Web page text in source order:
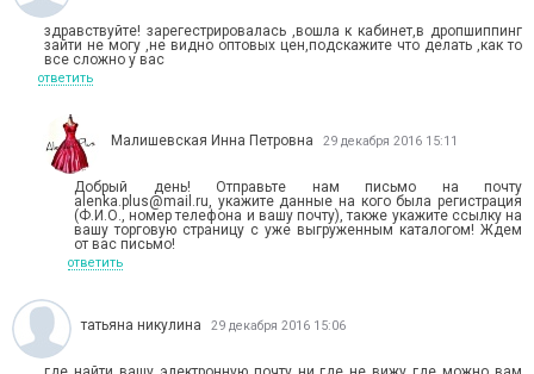
здравствуйте! зарегестрировалась ,вошла к кабинет,в дропшиппинг
зайти не могу ,не видно оптовых цен,подскажите что делать ,как то
все сложно у вас
ответить
Малишевская Инна Петровна 29 декабря 2016 15:11
Добрый день! Отправьте нам письмо на почту
alenka.plus@mail.ru, укажите данные на кого была регистрация
(Ф.И.О., номер телефона и вашу почту), также укажите ссылку на
вашу торговую страницу с уже выгруженным каталогом! Ждем
от вас письмо!
ответить
татьяна никулина 29 декабря 2016 15:06